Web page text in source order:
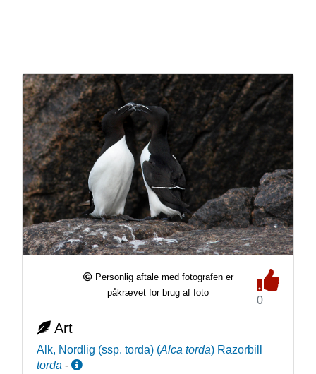
Personlig aftale med fotografen er
påkrævet for brug af foto
0
Art
Alk, Nordlig (ssp. torda) (Alca torda) Razorbill
torda -